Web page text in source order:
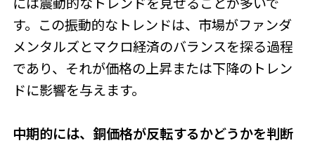
す。この振動的なトレンドは、市場がファンダ
メンタルズとマクロ経済のバランスを探る過程
であり、それが価格の上昇または下降のトレン
ドに影響を与えます。
中期的には、銅価格が反転するかどうかを判断